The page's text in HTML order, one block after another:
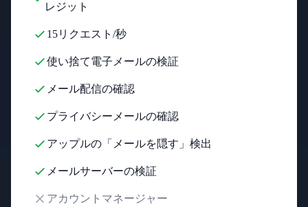
レジット
15リクエスト/秒
使い捨て電子メールの検証
メール配信の確認
プライバシーメールの確認
アップルの「メールを隠す」検出
メールサーバーの検証
アカウントマネージャー